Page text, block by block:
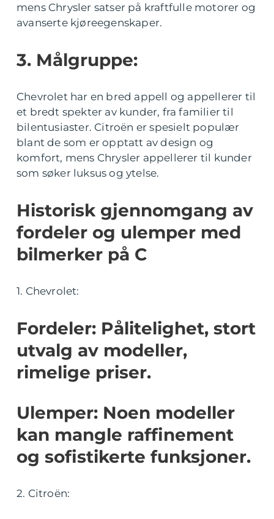
mens Chrysler satser på kraftfulle motorer og
avanserte kjøreegenskaper.
3. Målgruppe:
Chevrolet har en bred appell og appellerer til
et bredt spekter av kunder, fra familier til
bilentusiaster. Citroën er spesielt populær
blant de som er opptatt av design og
komfort, mens Chrysler appellerer til kunder
som søker luksus og ytelse.
Historisk gjennomgang av
fordeler og ulemper med
bilmerker på C
1. Chevrolet:
Fordeler: Pålitelighet, stort
utvalg av modeller,
rimelige priser.
Ulemper: Noen modeller
kan mangle raffinement
og sofistikerte funksjoner.
2. Citroën: